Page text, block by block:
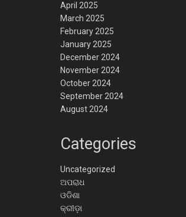
April 2025
March 2025
February 2025
January 2025
December 2024
November 2024
October 2024
September 2024
August 2024
Categories
Uncategorized
ଅପରାଧ
ଓଡିଶା
କ୍ରୀଡ଼ା